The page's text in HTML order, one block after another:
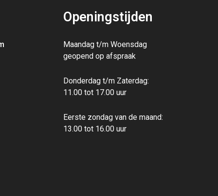
Openingstijden
Maandag t/m Woensdag
geopend op afspraak
Donderdag t/m Zaterdag:
11.00 tot 17.00 uur
Eerste zondag van de maand:
13.00‭ ‬tot 16.00‭ ‬uur